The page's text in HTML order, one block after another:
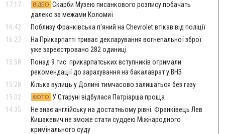
17:17
ВІДЕО Скарби Музею писанкового розпису побачать
далеко за межами Коломиї
16:42
Поблизу Франківська п'яний на Chevrolet втікав від поліції
16:27
На Прикарпатті триває декларування вогнепальної зброї:
уже зареєстровано 282 одиниці
15:58
Понад 9 тис. прикарпатських вступників отримали
рекомендації до зарахування на бакалаврат у ВНЗ
15:28
Кілька вулиць у Долині тимчасово залишаться без газу
15:02
ФОТО
У Старуні відбулася Патріарша проща
14:35
Не знає англійську на достатньому рівні. Франківець Лев
Кишакевич не зможе стати суддею Міжнародного
кримінального суду